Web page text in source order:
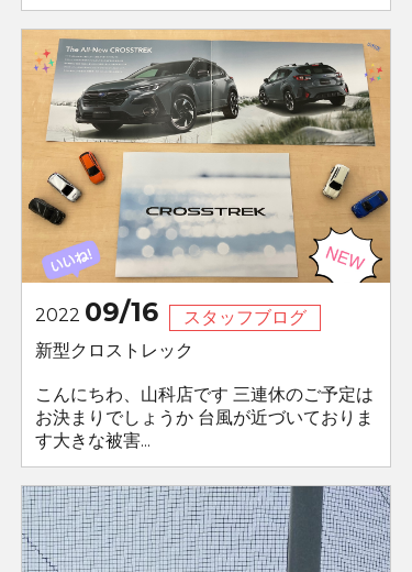
2022 09/16
スタッフブログ
新型クロストレック
こんにちわ、山科店です 三連休のご予定は
お決まりでしょうか 台風が近づいておりま
す大きな被害...